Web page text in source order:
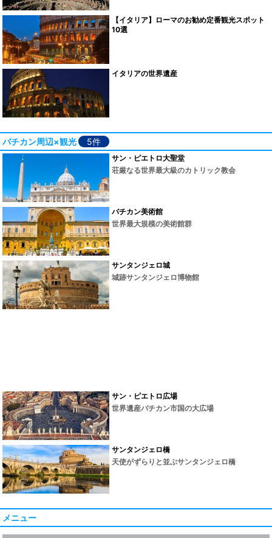
【イタリア】ローマのお勧め定番観光スポット
10選
イタリアの世界遺産
バチカン周辺×観光 5件
サン・ピエトロ大聖堂
荘厳なる世界最大級のカトリック教会
バチカン美術館
世界最大規模の美術館群
サンタンジェロ城
城跡サンタンジェロ博物館
サン・ピエトロ広場
世界遺産バチカン市国の大広場
サンタンジェロ橋
天使がずらりと並ぶサンタンジェロ橋
メニュー